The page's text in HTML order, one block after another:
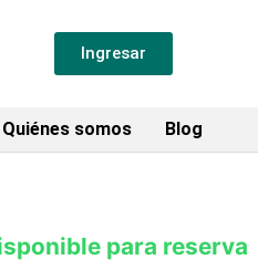
Ingresar
Quiénes somos Blog
para reserva